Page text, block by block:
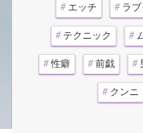
# エッチ # ラ
# テクニック #
# 性癖 # 前戯 #
# クンニ